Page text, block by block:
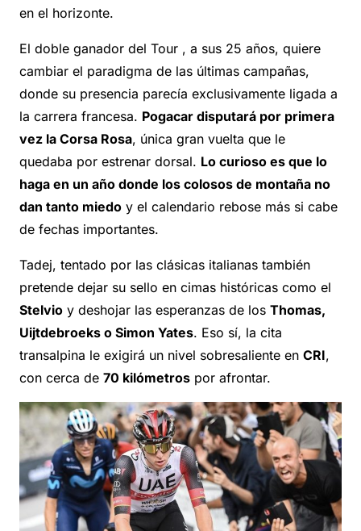
en el horizonte.
El doble ganador del Tour , a sus 25 años, quiere
cambiar el paradigma de las últimas campañas,
donde su presencia parecía exclusivamente ligada a
la carrera francesa. Pogacar disputará por primera
vez la Corsa Rosa, única gran vuelta que le
quedaba por estrenar dorsal. Lo curioso es que lo
haga en un año donde los colosos de montaña no
dan tanto miedo y el calendario rebose más si cabe
de fechas importantes.
Tadej, tentado por las clásicas italianas también
pretende dejar su sello en cimas históricas como el
Stelvio y deshojar las esperanzas de los Thomas,
Uijtdebroeks o Simon Yates. Eso sí, la cita
transalpina le exigirá un nivel sobresaliente en CRI,
con cerca de 70 kilómetros por afrontar.